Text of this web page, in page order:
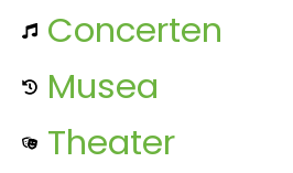
Concerten
Musea
Theater